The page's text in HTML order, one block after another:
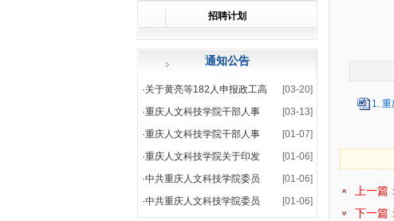
招聘计划
通知公告
[03-20]
·关于黄亮等182人申报政工高
[03-13]
·重庆人文科技学院干部人事
[01-07]
·重庆人文科技学院干部人事
[01-06]
·重庆人文科技学院关于印发
[01-06]
·中共重庆人文科技学院委员
[01-06]
·中共重庆人文科技学院委员
1.
上一篇
下一篇：